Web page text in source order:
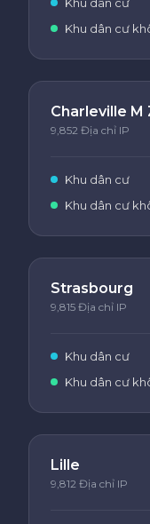
Khu dân cư
Charleville M
9,852 Địa chỉ IP
Khu dân cư
Khu dân cư
Strasbourg
9,815 Địa chỉ IP
Khu dân cư
Khu dân cư
Lille
9,812 Địa chỉ IP